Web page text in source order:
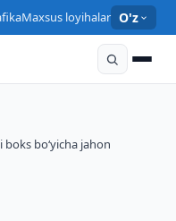
Maxsus loyihalar O'z
boks bo‘yicha jahon